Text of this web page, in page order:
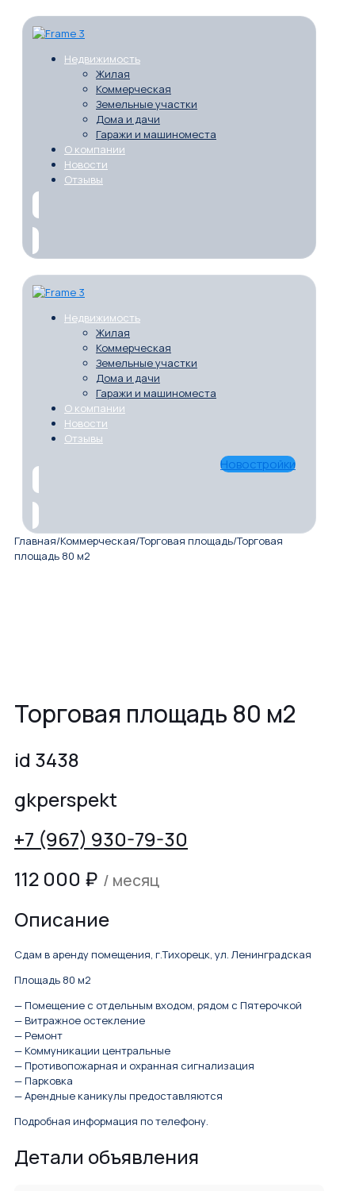
Недвижимость
Жилая
Коммерческая
Земельные участки
Дома и дачи
Гаражи и машиноместа
О компании
Новости
Отзывы
Недвижимость
Жилая
Коммерческая
Земельные участки
Дома и дачи
Гаражи и машиноместа
О компании
Новости
Отзывы
Новостройки
Главная/Коммерческая/Торговая площадь/Торговая
площадь 80 м2
Торговая площадь 80 м2
id 3438
gkperspekt
+7 (967) 930-79-30
112 000 ₽ / месяц
Описание
Сдам в аренду помещения, г.Тихорецк, ул. Ленинградская
Площадь 80 м2
— Помещение с отдельным входом, рядом с Пятерочкой
— Витражное остекление
— Ремонт
— Коммуникации центральные
— Противопожарная и охранная сигнализация
— Парковка
— Арендные каникулы предоставляются
Подробная информация по телефону.
Детали объявления